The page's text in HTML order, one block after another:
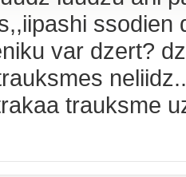
ssodien
var dzert?
trauksme